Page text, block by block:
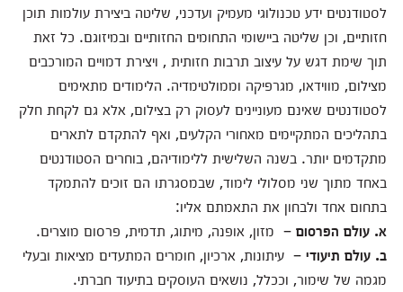
לסטודנטים ידע טכנולוגי מעמיק ועדכני, שליטה ביצירת עולמות תוכן
חזותיים, וכן שליטה ביישומי התחומים החזותיים ובמיזוגם. כל זאת
תוך שימת דגש על עיצוב תרבות חזותית , ויצירת דמויים המורכבים
מצילום, מווידאו, מגרפיקה וממולטימדיה. הלימודים מתאימים
לסטודנטים שאינם מעוניינים לעסוק רק בצילום, אלא גם לקחת חלק
בתהליכים המתקיימים מאחורי הקלעים, ואף להתקדם לתארים
מתקדמים יותר. בשנה השלישית ללימודיהם, בוחרים הסטודנטים
באחד מתוך שני מסלולי לימוד, שבמסגרתו הם זוכים להתמקד
בתחום אחד ולבחון את התאמתם אליו:
א. עולם הפרסום– מזון, אופנה, מיתוג, תדמית, פרסום מוצרים.
ב. עולם תיעודי– עיתונות, ארכיון, חומרים המתעדים מציאות ובעלי
מגמה של שימור, וככלל, נושאים העוסקים בתיעוד חברתי.